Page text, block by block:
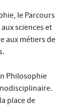
le Parcours
sciences et
aux métiers de
Philosophie
place de